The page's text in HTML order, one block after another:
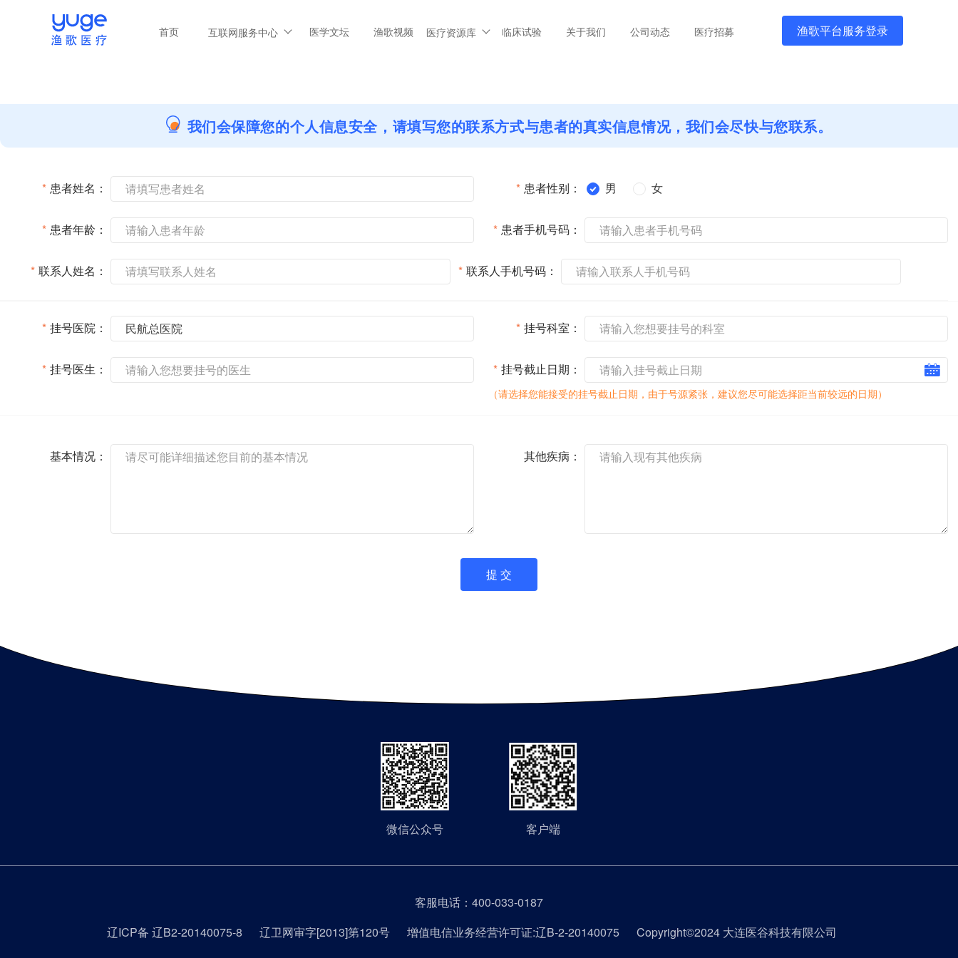
首页 互联网服务中心 医学文坛 渔歌视频 医疗资源库 临床试验 关于我们 公司动态 医疗招募 渔歌平台服务登录
我们会保障您的个人信息安全，请填写您的联系方式与患者的真实信息情况，我们会尽快与您联系。
* 患者姓名： * 患者性别： 男 女
* 患者年龄： * 患者手机号码：
* 联系人姓名： * 联系人手机号码：
* 挂号医院： * 挂号科室：
* 挂号医生： * 挂号截止日期：
（请选择您能接受的挂号截止日期，由于号源紧张，建议您尽可能选择距当前较远的日期）
基本情况： 其他疾病：
提 交
微信公众号 客户端
客服电话： 400-033-0187
辽ICP备 辽B2-20140075-8
辽卫网审字[2013]第120号 增值电信业务经营许可证:辽B-2-20140075 Copyright©2024 大连医谷科技有限公司